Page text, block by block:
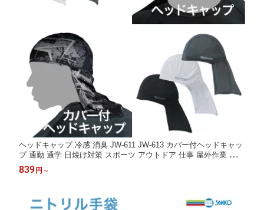
ヘッドキャップ 冷感 消臭 JW-611 JW-613 カバー付ヘッドキャッ
プ 通勤 通学 日焼け対策 スポーツ アウトドア 仕事 屋外作業 現場
キャンプ 防災 学生 大人 便利 軽作業 ワーク ボディタフネス かっ
ぱ日和
839 円 ～